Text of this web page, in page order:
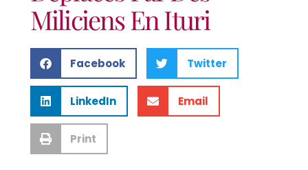
Miliciens En Ituri
Facebook Twitter
LinkedIn Email
Print